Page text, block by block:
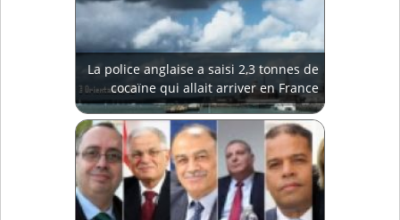
La police anglaise a saisi 2,3 tonnes de
cocaïne qui allait arriver en France